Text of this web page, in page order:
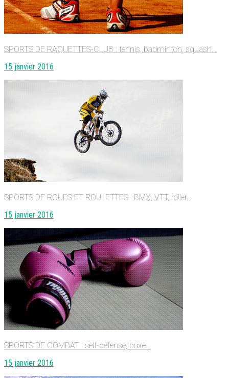
SPORTS DE RAQUETTES-CLUB : tennis, badminton, squash…
15 janvier 2016
SPORTS DE ROUES ET ROULETTES : BMX, VTT, roller…
15 janvier 2016
SPORTS DE COMBAT : self-défense, boxe…
15 janvier 2016